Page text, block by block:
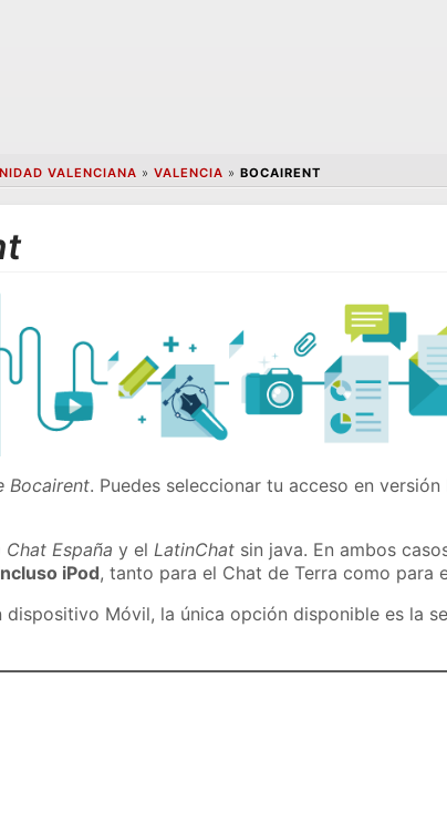
VALENCIANA » VALENCIA » BOCAIRENT
Bocairent. Puedes seleccionar tu acceso en
Chat España y elLatinChat sin java. En ambos
iPod, tanto para el Chat de Terra como para
dispositivo Móvil, la única opción disponible es la